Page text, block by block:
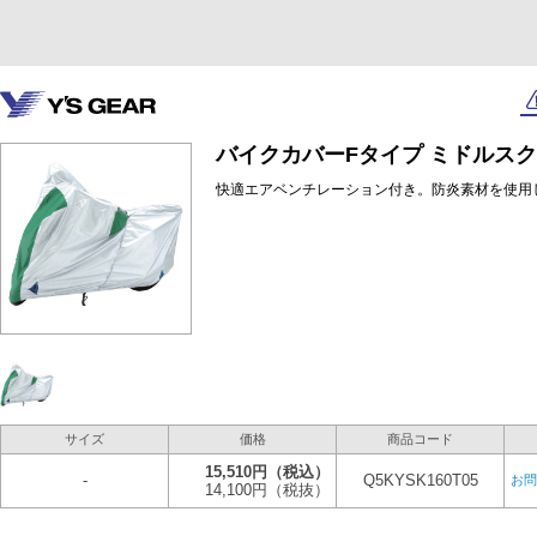
バイクカバーFタイプ ミドルス
快適エアベンチレーション付き。防炎素材を使
サイズ 価格 商品コード
- 15,510円
（税込）
14,100円
（税抜）
Q5KYSK160T05 お